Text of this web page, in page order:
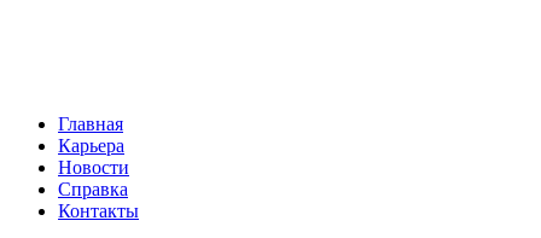
Главная
Карьера
Новости
Справка
Контакты